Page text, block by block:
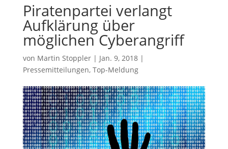
Piratenpartei verlangt
Aufklärung über
möglichen Cyberangriff
von Martin Stoppler| Jan. 9, 2018|
Pressemitteilungen, Top-Meldung